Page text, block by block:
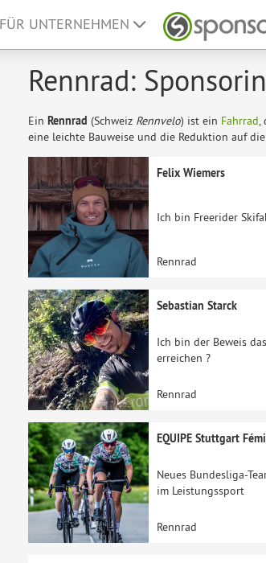
FÜR UNTERNEHMEN
Rennrad:
Ein Rennrad (Schweiz Rennvelo) ist ein Fahrrad,
eine leichte Bauweise und die Reduktion auf
Felix Wiemers
Ich bin Freerider
Rennrad
Sebastian Starck
Ich bin der Beweis
erreichen ?
Rennrad
EQUIPE Stuttgart
Neues Bundesliga-
im Leistungssport
Rennrad